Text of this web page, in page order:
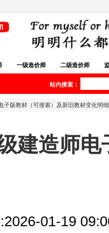
一级造价师 二级造价师
站内搜索：
子版教材（可搜索）及新旧教材变化明
建造师
:2026-01-19